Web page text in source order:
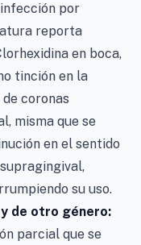
por
reporta
en boca,
tinción en la
coronas
misma que se
en el sentido
su uso.
de otro género:
parcial que se